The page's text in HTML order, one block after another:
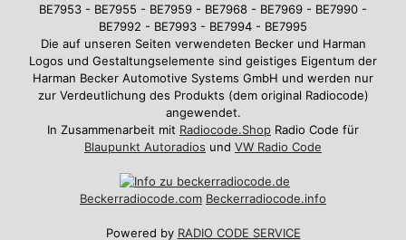
BE7953 - BE7955 - BE7959 - BE7968 - BE7969 - BE7990 -
BE7992 - BE7993 - BE7994 - BE7995
Die auf unseren Seiten verwendeten Becker und Harman
Logos und Gestaltungselemente sind geistiges Eigentum der
Harman Becker Automotive Systems GmbH und werden nur
zur Verdeutlichung des Produkts (dem original Radiocode)
angewendet.
In Zusammenarbeit mit Radiocode.Shop Radio Code für
Blaupunkt Autoradios und VW Radio Code
Beckerradiocode.com Beckerradiocode.info
Powered by RADIO CODE SERVICE